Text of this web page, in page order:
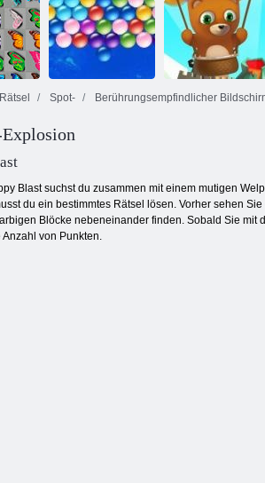
Farbblöcke Square Stapler
Endlose Bubbles
Rätsel Spot- Berührungsempfindlicher
Blast suchst du zusammen mit einem mutigen
du ein bestimmtes Rätsel lösen. Vorher sehen
Blöcke nebeneinander finden. Sobald Sie
von Punkten.